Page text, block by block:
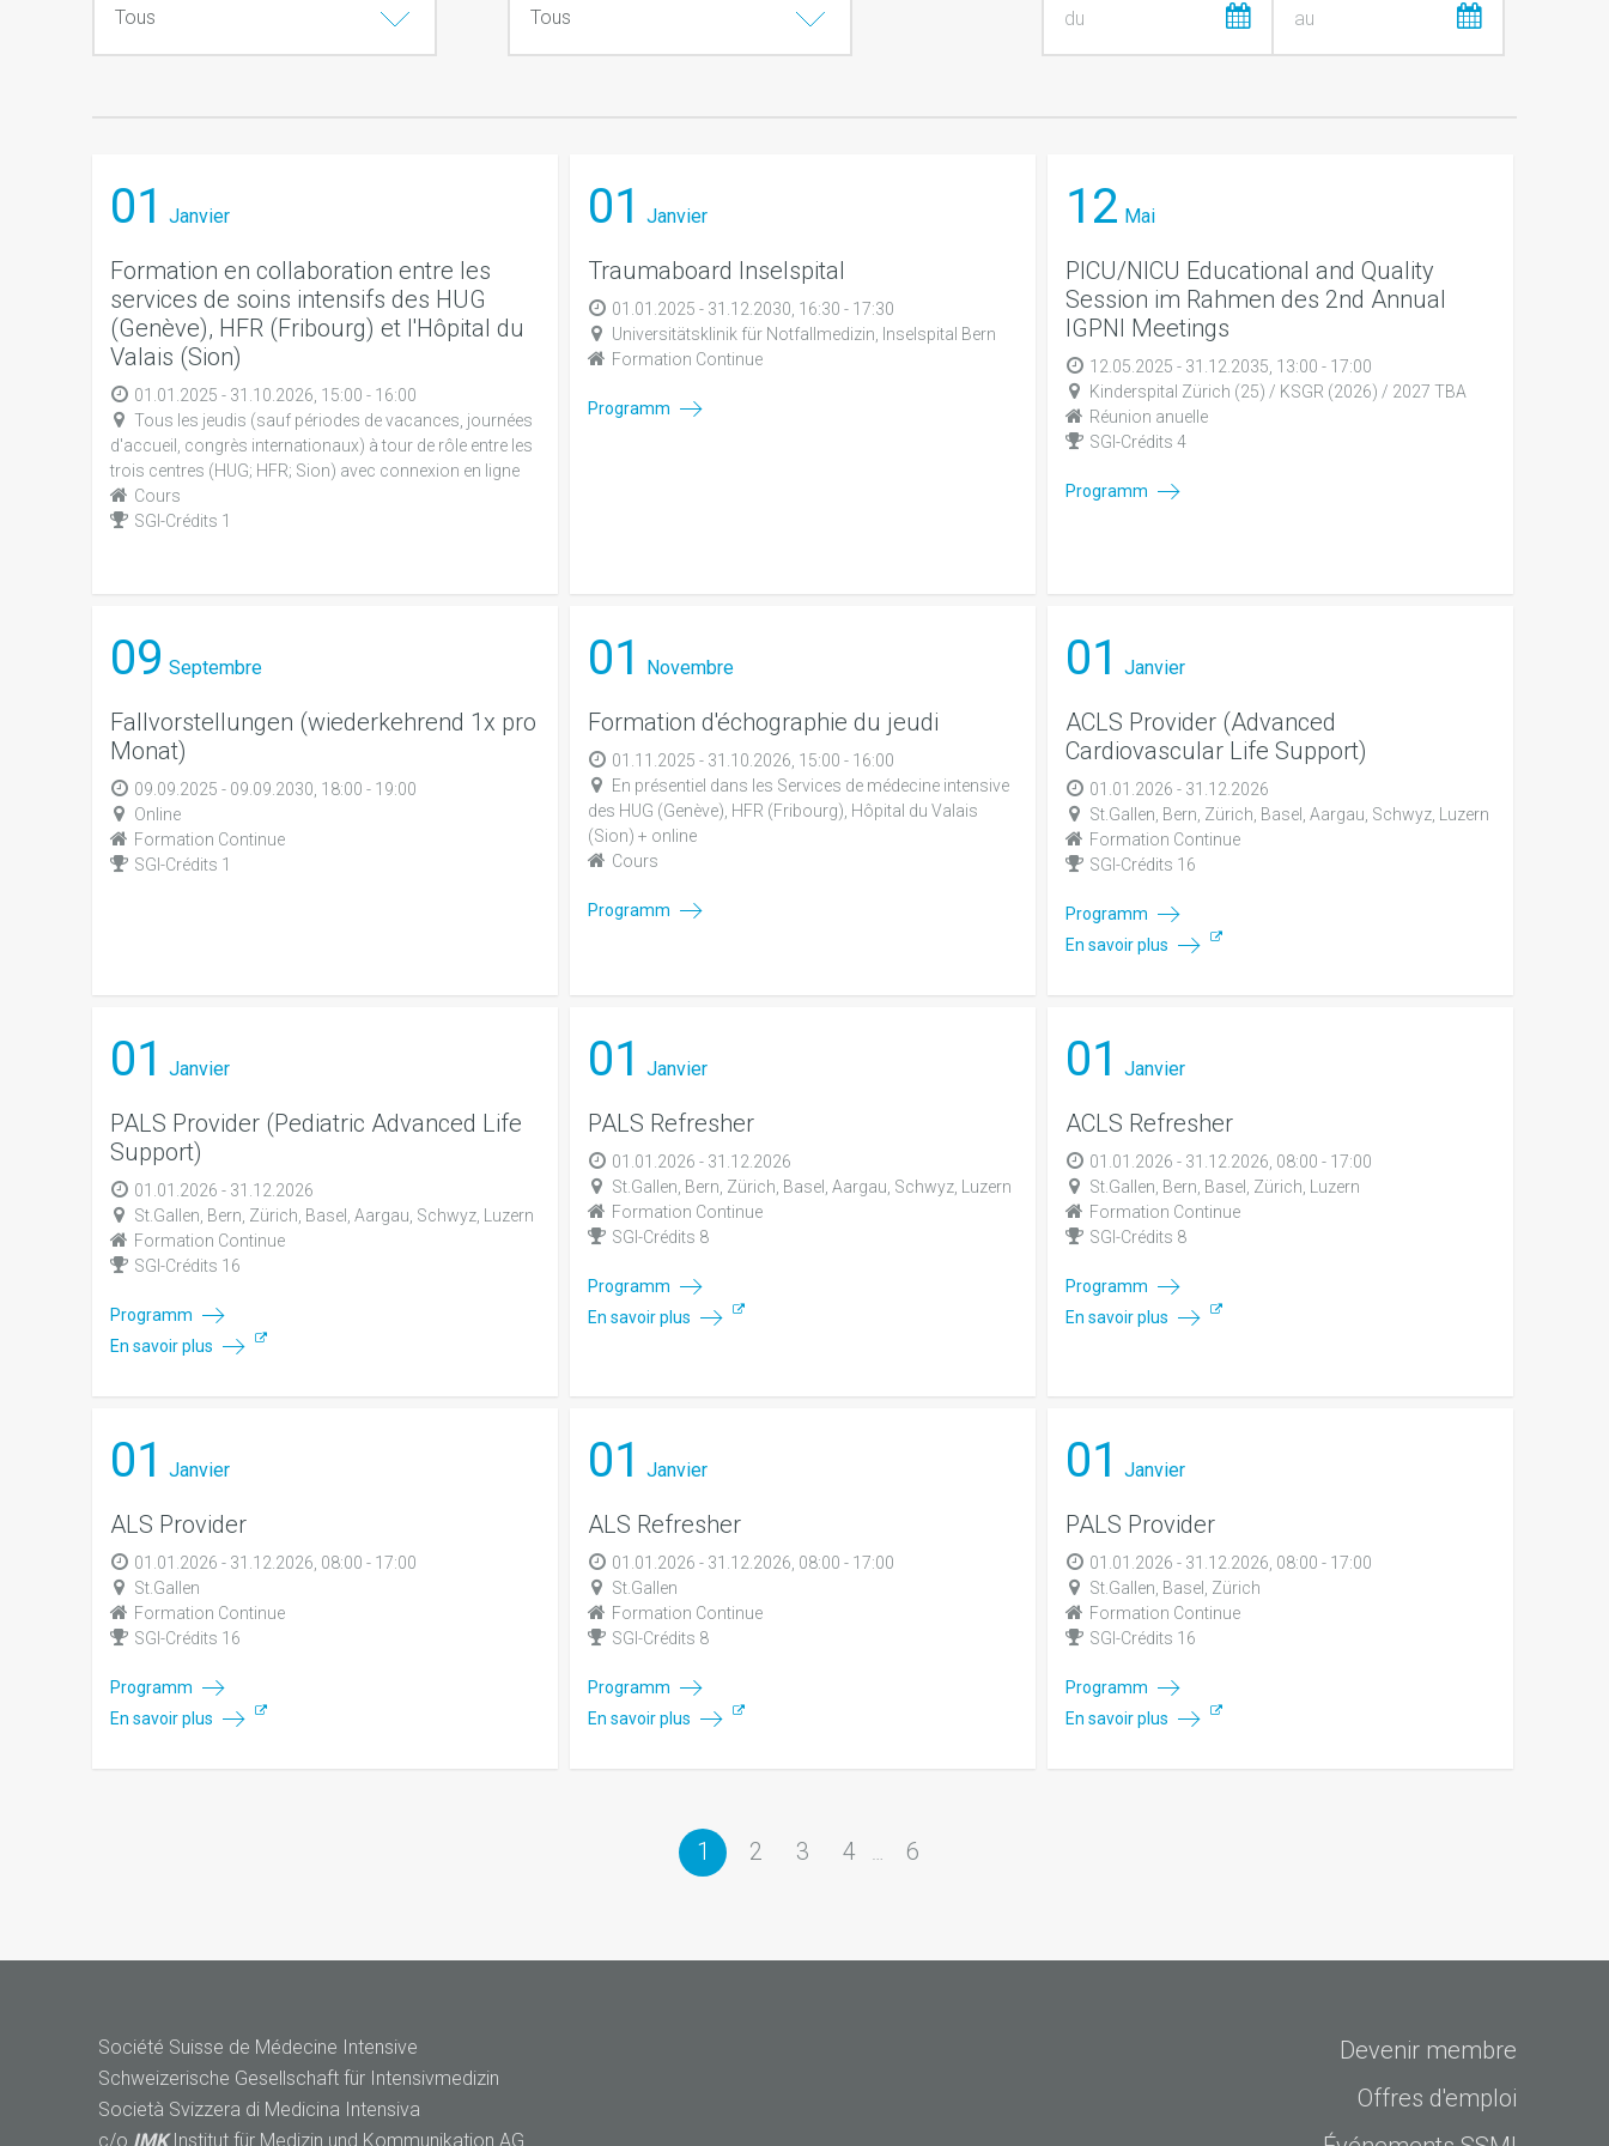
01Janvier
Formation en collaboration entre les
services de soins intensifs des HUG
(Genève), HFR (Fribourg) et l'Hôpital du
Valais (Sion)
01.01.2025 - 31.10.2026, 15:00 - 16:00
Tous les jeudis (sauf périodes de vacances, journées
d'accueil, congrès internationaux) à tour de rôle entre les
trois centres (HUG; HFR; Sion) avec connexion en ligne
Cours
SGI-Crédits 1
01Janvier
Traumaboard Inselspital
01.01.2025 - 31.12.2030, 16:30 - 17:30
Universitätsklinik für Notfallmedizin, Inselspital Bern
Formation Continue
Programm
12Mai
PICU/NICU Educational and Quality
Session im Rahmen des 2nd Annual
IGPNI Meetings
12.05.2025 - 31.12.2035, 13:00 - 17:00
Kinderspital Zürich (25) / KSGR (2026) / 2027 TBA
Réunion anuelle
SGI-Crédits 4
Programm
09Septembre
Fallvorstellungen (wiederkehrend 1x pro
Monat)
09.09.2025 - 09.09.2030, 18:00 - 19:00
Online
Formation Continue
SGI-Crédits 1
01Novembre
Formation d'échographie du jeudi
01.11.2025 - 31.10.2026, 15:00 - 16:00
En présentiel dans les Services de médecine intensive
des HUG (Genève), HFR (Fribourg), Hôpital du Valais
(Sion) + online
Cours
Programm
01Janvier
ACLS Provider (Advanced
Cardiovascular Life Support)
01.01.2026 - 31.12.2026
St.Gallen, Bern, Zürich, Basel, Aargau, Schwyz, Luzern
Formation Continue
SGI-Crédits 16
Programm
En savoir plus
01Janvier
PALS Provider (Pediatric Advanced Life
Support)
01.01.2026 - 31.12.2026
St.Gallen, Bern, Zürich, Basel, Aargau, Schwyz, Luzern
Formation Continue
SGI-Crédits 16
Programm
En savoir plus
01Janvier
PALS Refresher
01.01.2026 - 31.12.2026
St.Gallen, Bern, Zürich, Basel, Aargau, Schwyz, Luzern
Formation Continue
SGI-Crédits 8
Programm
En savoir plus
01Janvier
ACLS Refresher
01.01.2026 - 31.12.2026, 08:00 - 17:00
St.Gallen, Bern, Basel, Zürich, Luzern
Formation Continue
SGI-Crédits 8
Programm
En savoir plus
01Janvier
ALS Provider
01.01.2026 - 31.12.2026, 08:00 - 17:00
St.Gallen
Formation Continue
SGI-Crédits 16
Programm
En savoir plus
01Janvier
ALS Refresher
01.01.2026 - 31.12.2026, 08:00 - 17:00
St.Gallen
Formation Continue
SGI-Crédits 8
Programm
En savoir plus
01Janvier
PALS Provider
01.01.2026 - 31.12.2026, 08:00 - 17:00
St.Gallen, Basel, Zürich
Formation Continue
SGI-Crédits 16
Programm
En savoir plus
1 2 3 4 … 6
Société Suisse de Médecine Intensive
Schweizerische Gesellschaft für Intensivmedizin
Società Svizzera di Medicina Intensiva
c/o IMK Institut für Medizin und Kommunikation AG
Devenir membre
Offres d'emploi